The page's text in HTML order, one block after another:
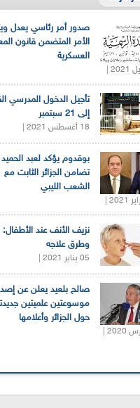
صدور أمر رئاسي يعدل
الأمر المتضمن قانون
العسكرية
تأجيل الدخول المدرسي
إلى 21 سبتمبر
18 أغسطس 2021 |
بوقدوم يؤكد لعبد الحميد
تضامن الجزائر الثابت مع
الشعب الليبي
نزيف الأنف عند الأطفال:
وطرق علاجه
05 يناير 2021 |
صالح بلعيد يعلن عن
موسوعتين علميتين
حول الجزائر وأعلامها